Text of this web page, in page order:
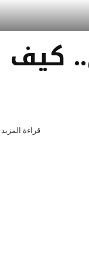
كيف
قراءة المزيد